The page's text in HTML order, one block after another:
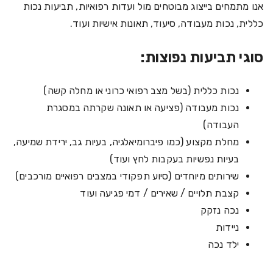
אנו מתמחים בייצוג מבוטחים מול ועדות רפואיות, תביעות נכות
כללית, נכות מעבודה, סיעוד, תאונות אישיות ועוד.
סוגי תביעות נפוצות:
נכות כללית (בשל מצב רפואי כרוני או מחלה קשה)
נכות מעבודה (פציעה או תאונה שקרתה במסגרת
העבודה)
מחלת מקצוע (כמו פיברומיאלגיה, בעיות גב, ירידת שמיעה,
בעיות נפשיות בעקבות לחץ ועוד)
שירותים מיוחדים (סיוע תפקודי במצבים רפואיים מורכבים)
קצבת תלויים / שאירים / דמי פגיעה ועוד
נכה נזקק
ניידות
ילד נכה